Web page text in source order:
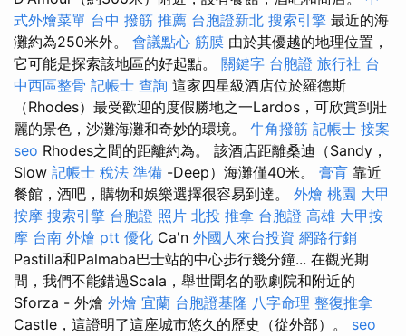
式外燴菜單 台中 撥筋 推薦 台胞證新北 搜索引擎 最近的海
灘約為250米外。 會議點心 筋膜 由於其優越的地理位置，
它可能是探索該地區的好起點。 關鍵字 台胞證 旅行社 台
中西區整骨 記帳士 查詢 這家四星級酒店位於羅德斯
（Rhodes）最受歡迎的度假勝地之一Lardos，可欣賞到壯
麗的景色，沙灘海灘和奇妙的環境。 牛角撥筋 記帳士 接案
seo Rhodes之間的距離約為。 該酒店距離桑迪（Sandy，
Slow 記帳士 稅法 準備 -Deep）海灘僅40米。 膏肓 靠近
餐館，酒吧，購物和娛樂選擇很容易到達。 外燴 桃園 大甲
按摩 搜索引擎 台胞證 照片 北投 推拿 台胞證 高雄 大甲按
摩 台南 外燴 ptt 優化 Ca'n 外國人來台投資 網路行銷
Pastilla和Palmaba巴士站的中心步行幾分鐘... 在觀光期
間，我們不能錯過Scala，舉世聞名的歌劇院和附近的
Sforza - 外燴 外燴 宜蘭 台胞證基隆 八字命理 整復推拿
Castle，這證明了這座城市悠久的歷史（從外部）。 seo